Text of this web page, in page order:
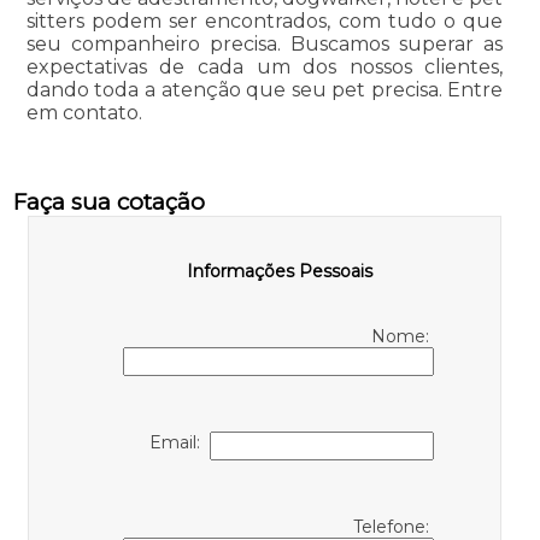
sitters podem ser encontrados, com tudo o que
seu companheiro precisa. Buscamos superar as
expectativas de cada um dos nossos clientes,
dando toda a atenção que seu pet precisa. Entre
em contato.
Faça sua cotação
Informações Pessoais
Nome:
Email:
Telefone: